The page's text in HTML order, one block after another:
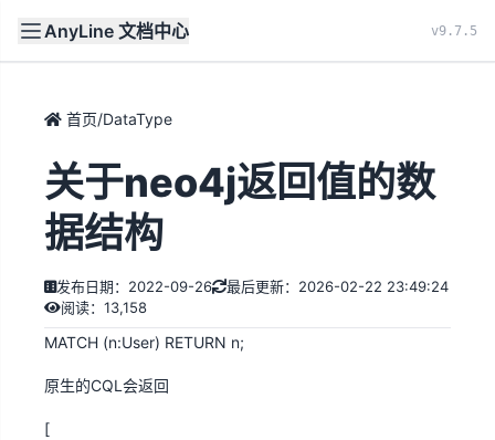
AnyLine 文档中心 v9.7.5
文档 首页
首页/DataType
关于neo4j返回值的数
据结构
发布日期：2022-09-26
最后更新：2026-02-22 23:49:24
阅读：13,158
MATCH (n:User) RETURN n;
原生的CQL会返回
[